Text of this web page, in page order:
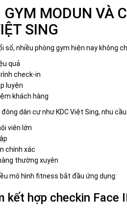
MODUN VÀ
SING
số, nhiều phòng gym hiện nay không
quả
check-in
luyện
khách hàng
dân cư như KDC Việt Sing, nhu
viên lớn
chính xác
thường xuyên
mô hình fitness bắt đầu ứng dụng:
kết hợp checkin Face